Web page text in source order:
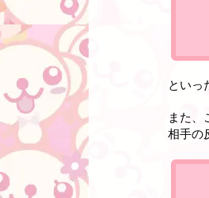
といっ
また、
相手の